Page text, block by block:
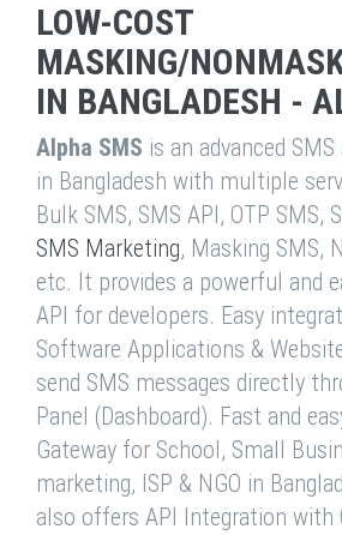
LOW-COST
MASKING/
IN BANGLADESH -
Alpha SMS is an advanced
in Bangladesh with multiple
Bulk SMS, SMS API, OTP SMS,
SMS Marketing, Masking SMS,
etc. It provides a powerful and
API for developers. Easy
Software Applications &
send SMS messages directly
Panel (Dashboard). Fast and
Gateway for School, Small
marketing, ISP & NGO in
also offers API Integration with